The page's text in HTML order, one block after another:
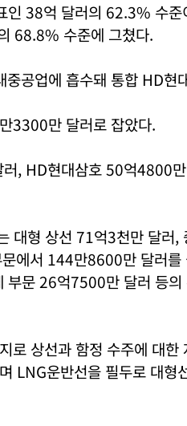
38억 달러의 62.3% 수준
68.8% 수준에 그쳤다.
공업에 흡수돼 통합 HD현
3300만 달러로 잡았다.
, HD현대삼호 50억4800
대형 상선 71억3천만 달러,
에서 144만8600만 달러를
문 26억7500만 달러 등의
로 상선과 함정 수주에 대한
LNG운반선을 필두로 대형